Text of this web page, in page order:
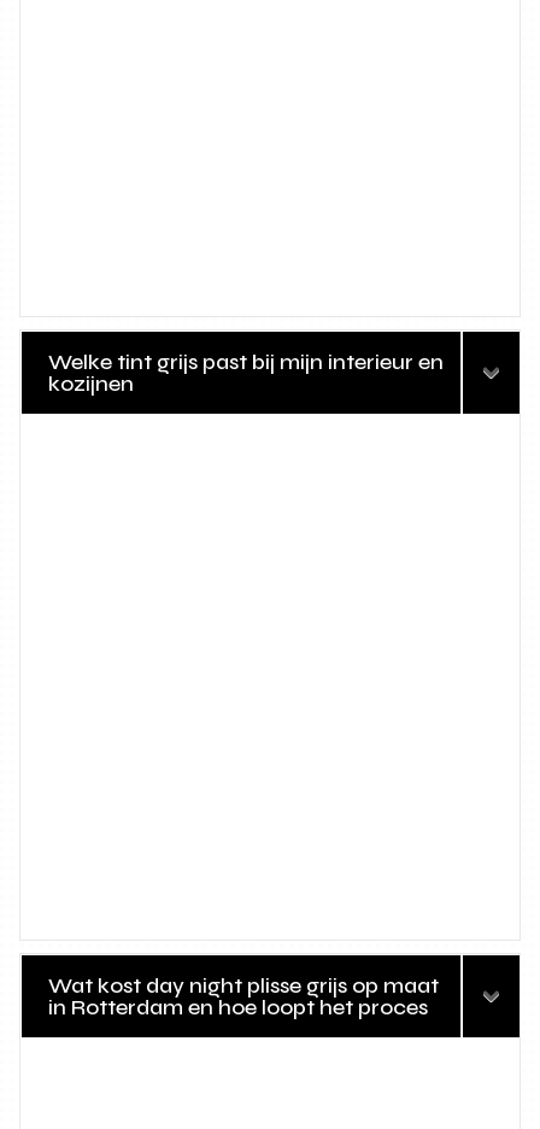
Welke tint grijs past bij mijn interieur en
kozijnen
Wat kost day night plisse grijs op maat
in Rotterdam en hoe loopt het proces